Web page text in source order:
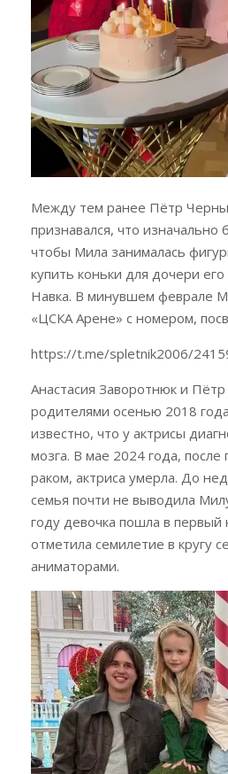
Между тем ранее Пётр
признавался, что изначально
чтобы Мила занималась
купить коньки для дочери
Навка. В минувшем феврале
«ЦСКА Арене» с номером,
https://t.me/spletnik2006/
Анастасия Заворотнюк и
родителями осенью 2018
известно, что у актрисы
мозга. В мае 2024 года,
раком, актриса умерла. До
семья почти не выводила
году девочка пошла в первый
отметила семилетие в кругу
аниматорами.